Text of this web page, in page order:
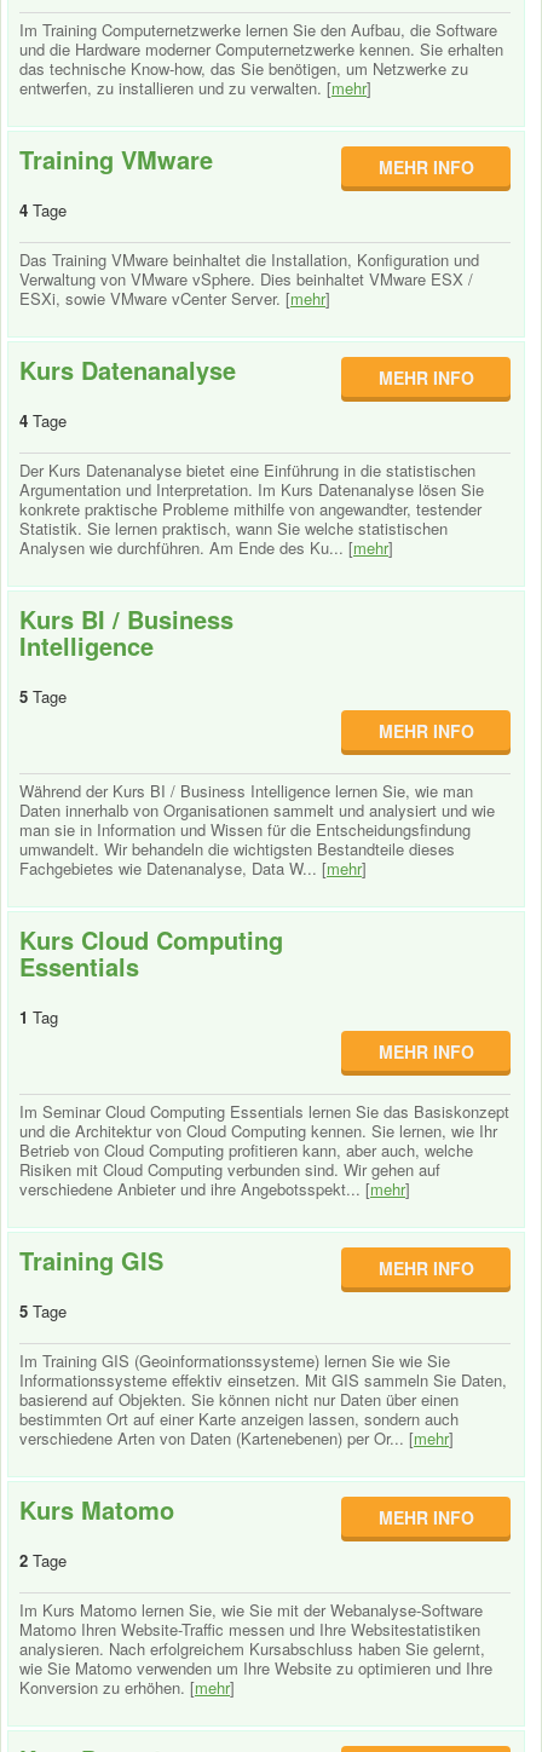
Im Training Computernetzwerke lernen Sie den Aufbau, die Software
und die Hardware moderner Computernetzwerke kennen. Sie erhalten
das technische Know-how, das Sie benötigen, um Netzwerke zu
entwerfen, zu installieren und zu verwalten. [mehr]
Training VMware
4 Tage
MEHR INFO
Das Training VMware beinhaltet die Installation, Konfiguration und
Verwaltung von VMware vSphere. Dies beinhaltet VMware ESX /
ESXi, sowie VMware vCenter Server. [mehr]
Kurs Datenanalyse
4 Tage
MEHR INFO
Der Kurs Datenanalyse bietet eine Einführung in die statistischen
Argumentation und Interpretation. Im Kurs Datenanalyse lösen Sie
konkrete praktische Probleme mithilfe von angewandter, testender
Statistik. Sie lernen praktisch, wann Sie welche statistischen
Analysen wie durchführen. Am Ende des Ku... [mehr]
Kurs BI / Business
Intelligence
5 Tage
MEHR INFO
Während der Kurs BI / Business Intelligence lernen Sie, wie man
Daten innerhalb von Organisationen sammelt und analysiert und wie
man sie in Information und Wissen für die Entscheidungsfindung
umwandelt. Wir behandeln die wichtigsten Bestandteile dieses
Fachgebietes wie Datenanalyse, Data W... [mehr]
Kurs Cloud Computing
Essentials
1 Tag
MEHR INFO
Im Seminar Cloud Computing Essentials lernen Sie das Basiskonzept
und die Architektur von Cloud Computing kennen. Sie lernen, wie Ihr
Betrieb von Cloud Computing profitieren kann, aber auch, welche
Risiken mit Cloud Computing verbunden sind. Wir gehen auf
verschiedene Anbieter und ihre Angebotsspekt... [mehr]
Training GIS
5 Tage
MEHR INFO
Im Training GIS (Geoinformationssysteme) lernen Sie wie Sie
Informationssysteme effektiv einsetzen. Mit GIS sammeln Sie Daten,
basierend auf Objekten. Sie können nicht nur Daten über einen
bestimmten Ort auf einer Karte anzeigen lassen, sondern auch
verschiedene Arten von Daten (Kartenebenen) per Or... [mehr]
Kurs Matomo
2 Tage
MEHR INFO
Im Kurs Matomo lernen Sie, wie Sie mit der Webanalyse-Software
Matomo Ihren Website-Traffic messen und Ihre Websitestatistiken
analysieren. Nach erfolgreichem Kursabschluss haben Sie gelernt,
wie Sie Matomo verwenden um Ihre Website zu optimieren und Ihre
Konversion zu erhöhen. [mehr]